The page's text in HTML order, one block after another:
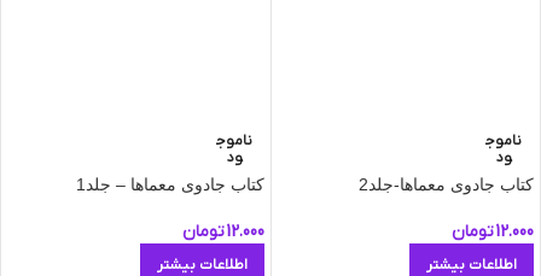
ناموج
ود
کتاب جادوی معماها-جلد2
12.000تومان
اطلاعات بیشتر
ناموج
ود
کتاب جادوی معماها – جلد1
12.000تومان
اطلاعات بیشتر